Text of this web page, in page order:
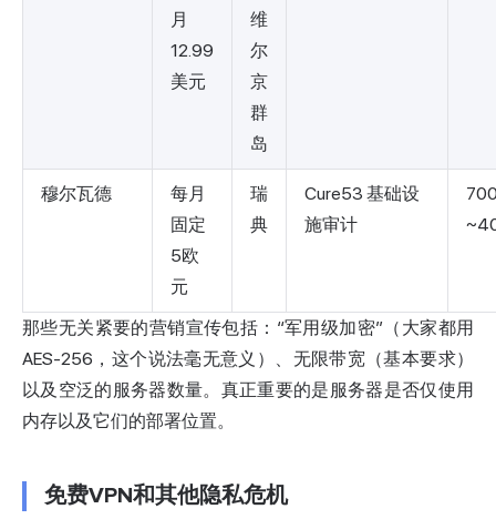
月
12.99
美元
维
尔
京
群
岛
穆尔瓦德
每月
固定
5欧
元
瑞
典
Cure53 基础设
施审计
那些无关紧要的营销宣传包括：“军用级加密”（大家都用
AES-256，这个说法毫无意义）、无限带宽（基本要求）
以及空泛的服务器数量。真正重要的是服务器是否仅使用
内存以及它们的部署位置。
免费VPN和其他隐私危机